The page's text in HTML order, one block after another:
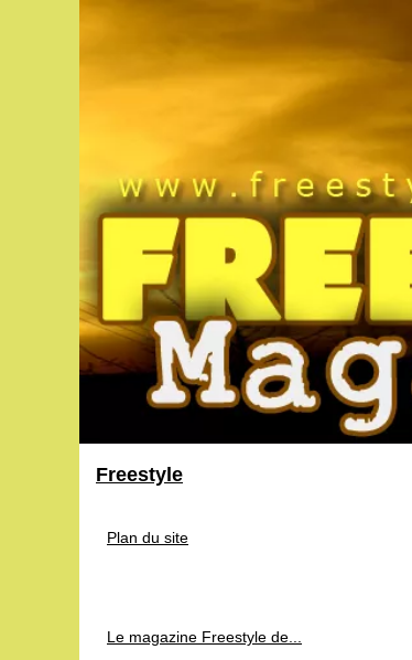
Freestyle
Plan du site
Le magazine Freestyle de...